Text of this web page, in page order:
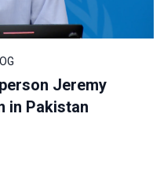
Jeremy
in Pakistan